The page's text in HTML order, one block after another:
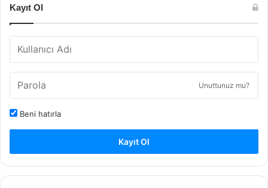
Kayıt Ol
Unuttunuz mu?
Beni hatırla
Kayıt Ol